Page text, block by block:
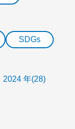
SDGs
2024 年(28)